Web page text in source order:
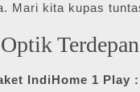
Mari kita kupas
IndiHome 1 Play :